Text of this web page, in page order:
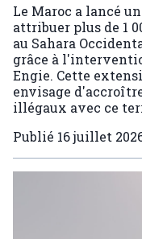
Le Maroc a lancé
attribuer plus de 1
au Sahara
grâce à
Engie. Cette
envisage
illégaux avec ce
Publié 16 juillet